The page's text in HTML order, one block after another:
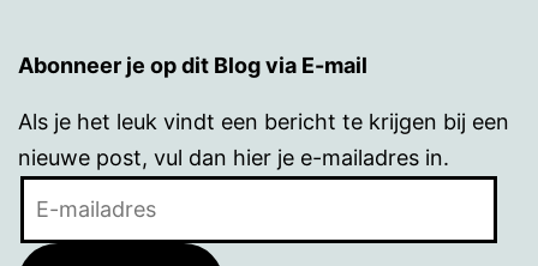
Abonneer je op dit Blog via E-mail
Als je het leuk vindt een bericht te krijgen bij een
nieuwe post, vul dan hier je e-mailadres in.